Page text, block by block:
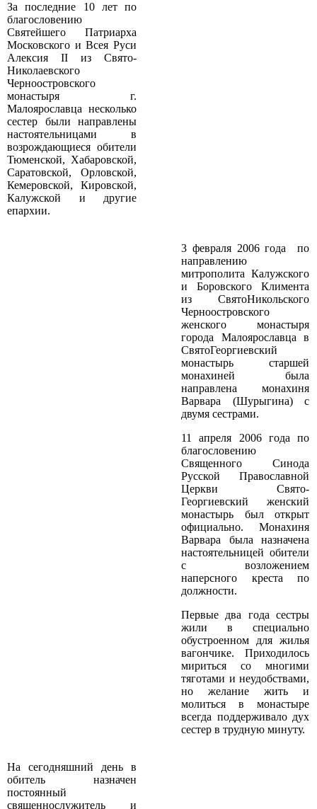
За последние 10 лет по
благословению
Святейшего Патриарха
Московского и Всея Руси
Алексия II из Свято­
Николаевского
Черноостровского
монастыря г.
Малоярославца несколько
сестер были направлены
настоятельницами в
возрождающиеся обители
Тюменской, Хабаровской,
Саратовской, Орловской,
Кемеровской, Кировской,
Калужской и другие
епархии.
3 февраля 2006 года по
направлению
митрополита Калужского
и Боровского Климента
из Свято­Никольского
Черноостровского
женского монастыря
города Малоярославца в
Свято­Георгиевский
монастырь старшей
монахиней была
направлена монахиня
Варвара (Шурыгина) с
двумя сестрами.
11 апреля 2006 года по
благословению
Священного Синода
Русской Православной
Церкви Свято­
Георгиевский женский
монастырь был открыт
официально. Монахиня
Варвара была назначена
настоятельницей обители
с возложением
наперсного креста по
должности.
Первые два года сестры
жили в специально
обустроенном для жилья
вагончике. Приходилось
мириться со многими
тяготами и неудобствами,
но желание жить и
молиться в монастыре
всегда поддерживало дух
сестер в трудную минуту.
На сегодняшний день в
обитель назначен
постоянный
священнослужитель и